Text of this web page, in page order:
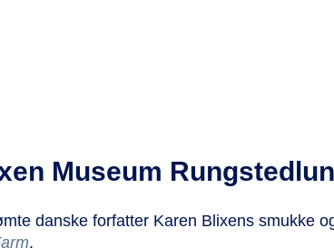
Museum
danske forfatter Karen Blixens smukke
.